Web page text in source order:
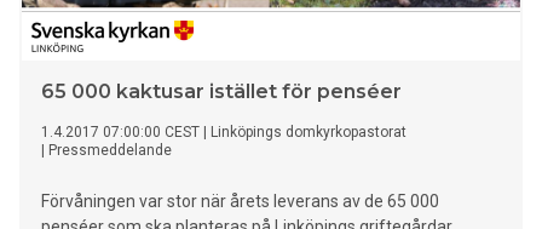
65 000 kaktusar istället för penséer
1.4.2017 07:00:00 CEST
Linköpings domkyrkopastorat
Pressmeddelande
Förvåningen var stor när årets leverans av de 65 000